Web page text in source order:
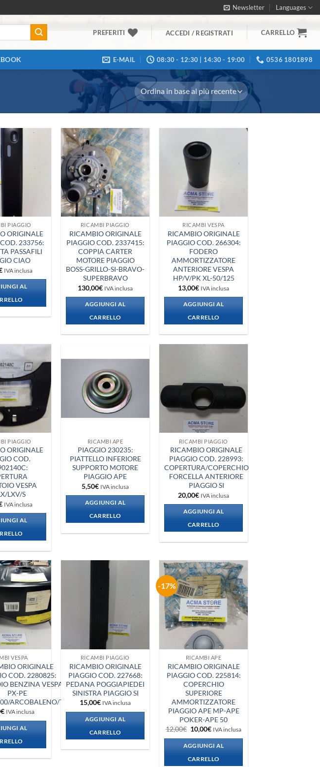
Newsletter Languages
PREFERITI ACCEDI / REGISTRATI CARRELLO
E-MAIL 08:30 - 12:30 | 14:30 - 19:00 0536 1801898
desideri
PIAGGIO
ORIGINALE
233756:
PASSAFILI
CIAO
IVA inclusa
AL
Aggiungi
alla lista
dei
desideri
RICAMBI PIAGGIO
RICAMBIO ORIGINALE
PIAGGIO COD. 2337415:
COPPIA CARTER
MOTORE PIAGGIO
BOSS-GRILLO-SI-BRAVO-
SUPERBRAVO
130,00€ IVA inclusa
AGGIUNGI AL
CARRELLO
alla lista
RICAMBI VESPA
RICAMBIO ORIGINALE
PIAGGIO COD. 266304:
FODERO
AMMORTIZZATORE
ANTERIORE VESPA
HP/V/PK XL-50/125
13,00€ IVA inclusa
AGGIUNGI AL
CARRELLO
Aggiungi
alla lista
dei
PIAGGIO
ORIGINALE
COD.
VESPA
LXV/S
IVA inclusa
AL
Aggiungi
alla lista
dei
desideri
RICAMBI APE
PIAGGIO 230235:
PIATTELLO INFERIORE
SUPPORTO MOTORE
PIAGGIO APE
5,50€ IVA inclusa
AGGIUNGI AL
CARRELLO
dei
RICAMBI PIAGGIO
RICAMBIO ORIGINALE
PIAGGIO COD. 228993:
COPERTURA/COPERCHIO
FORCELLA ANTERIORE
PIAGGIO SI
20,00€ IVA inclusa
AGGIUNGI AL
CARRELLO
Aggiungi
alla lista
dei
desideri
VESPA
ORIGINALE
COD. 2280825:
BENZINA VESPA
PX-PE
ARCOBALENO/T5
€ IVA inclusa
AL
alla lista
RICAMBI PIAGGIO
RICAMBIO ORIGINALE
PIAGGIO COD. 227668:
PEDANA POGGIAPIEDEI
SINISTRA PIAGGIO SI
15,00€ IVA inclusa
AGGIUNGI AL
CARRELLO
-17%
Aggiungi
alla lista
dei
desideri
RICAMBI APE
RICAMBIO ORIGINALE
PIAGGIO COD. 225814:
COPERCHIO
SUPERIORE
AMMORTIZZATORE
PIAGGIO APE MP-APE
POKER-APE 50
12,00€ Il
prezzo
originale
era:
12,00€.
10,00€Il
attuale
è:
10,00€.
IVA inclusa
AGGIUNGI AL
CARRELLO